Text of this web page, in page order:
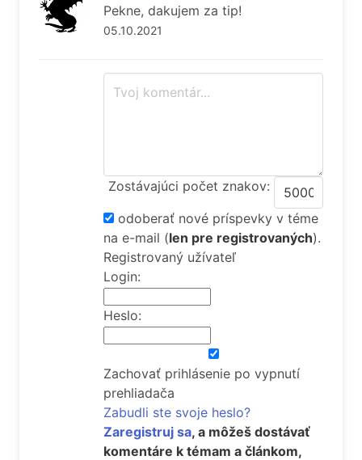
Pekne, dakujem za tip!
05.10.2021
Zostávajúci počet znakov:
odoberať nové príspevky v téme
na e-mail (len pre registrovaných).
Registrovaný užívateľ
Login:
Heslo:
Zachovať prihlásenie po vypnutí
prehliadača
Zabudli ste svoje heslo?
Zaregistruj sa, a môžeš dostávať
komentáre k témam a článkom,